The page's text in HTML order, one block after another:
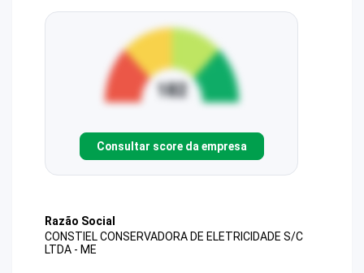
Consultar score da empresa
Razão Social
CONSTIEL CONSERVADORA DE ELETRICIDADE S/C
LTDA - ME